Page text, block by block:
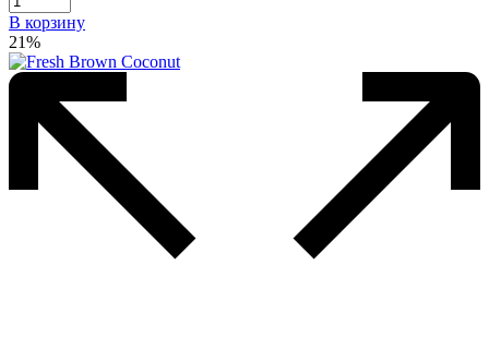
В корзину
21%